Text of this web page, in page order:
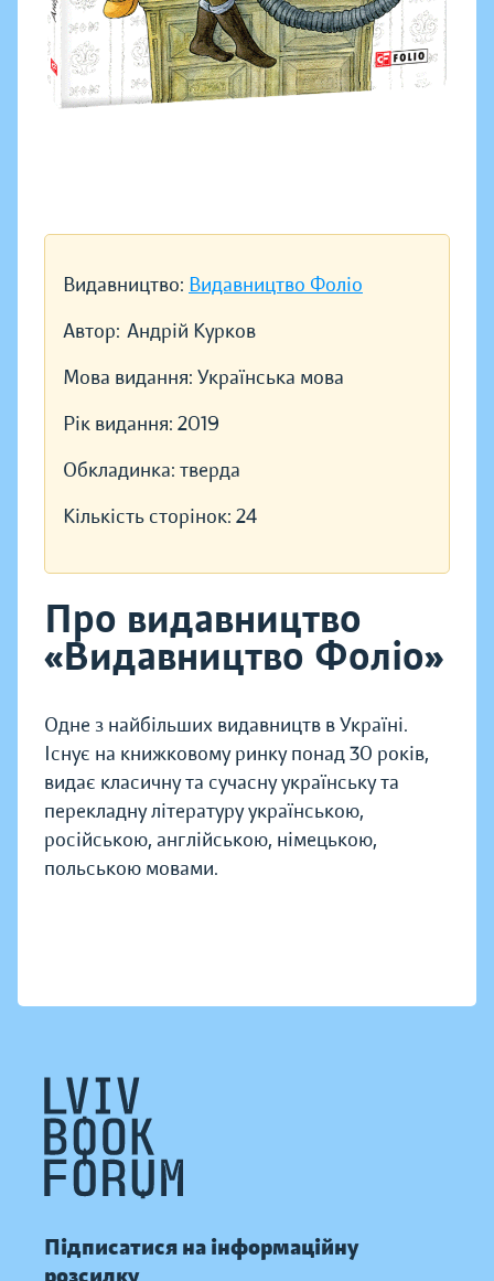
Видавництво: Видавництво Фоліо
Автор: Андрій Курков
Мова видання: Українська мова
Рік видання: 2019
Обкладинка: тверда
Кількість сторінок: 24
Про видавництво
«Видавництво Фоліо»
Одне з найбільших видавництв в Україні.
Існує на книжковому ринку понад 30 років,
видає класичну та сучасну українську та
перекладну літературу українською,
російською, англійською, німецькою,
польською мовами.
Підписатися на інформаційну